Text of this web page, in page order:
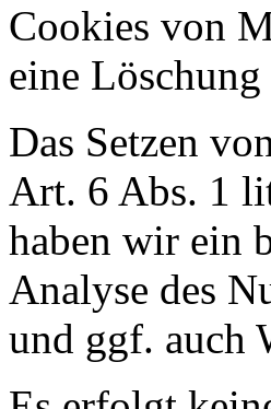
Cookies von
eine
Das Setzen
Art. 6 Abs. 1
haben wir ein
Analyse des
und ggf. auch